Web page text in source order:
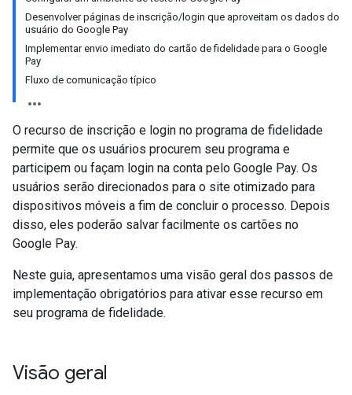
Desenvolver páginas de inscrição/login que aproveitam os dados do
usuário do Google Pay
Implementar envio imediato do cartão de fidelidade para o Google
Pay
Fluxo de comunicação típico
O recurso de inscrição e login no programa de fidelidade
permite que os usuários procurem seu programa e
participem ou façam login na conta pelo Google Pay. Os
usuários serão direcionados para o site otimizado para
dispositivos móveis a fim de concluir o processo. Depois
disso, eles poderão salvar facilmente os cartões no
Google Pay.
Neste guia, apresentamos uma visão geral dos passos de
implementação obrigatórios para ativar esse recurso em
seu programa de fidelidade.
Visão geral